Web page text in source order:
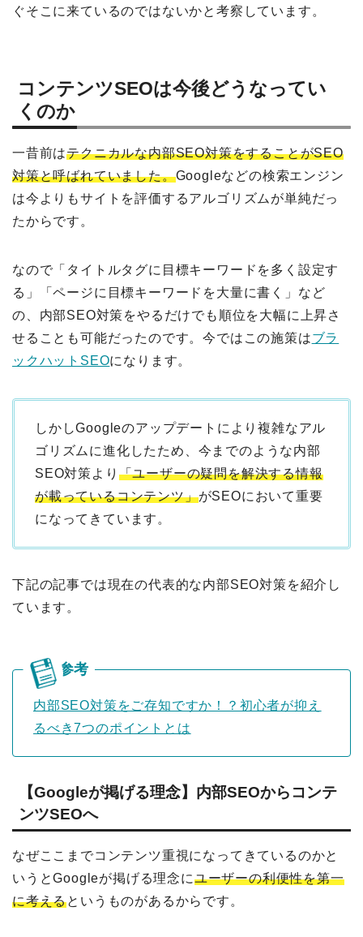
ぐそこに来ているのではないかと考察しています。
コンテンツSEOは今後どうなってい
くのか
一昔前はテクニカルな内部SEO対策をすることがSEO
対策と呼ばれていました。Googleなどの検索エンジン
は今よりもサイトを評価するアルゴリズムが単純だっ
たからです。
なので「タイトルタグに目標キーワードを多く設定す
る」「ページに目標キーワードを大量に書く」など
の、内部SEO対策をやるだけでも順位を大幅に上昇さ
せることも可能だったのです。今ではこの施策はブラ
ックハットSEOになります。
しかしGoogleのアップデートにより複雑なアル
ゴリズムに進化したため、今までのような内部
SEO対策より 「ユーザーの疑問を解決する情報
が載っているコンテンツ」がSEOにおいて重要
になってきています。
下記の記事では現在の代表的な内部SEO対策を紹介し
ています。
内部SEO対策をご存知ですか！？初心者が抑え
るべき7つのポイントとは
【Googleが掲げる理念】内部SEOからコンテ
ンツSEOへ
なぜここまでコンテンツ重視になってきているのかと
いうとGoogleが掲げる理念にユーザーの利便性を第一
に考えるというものがあるからです。